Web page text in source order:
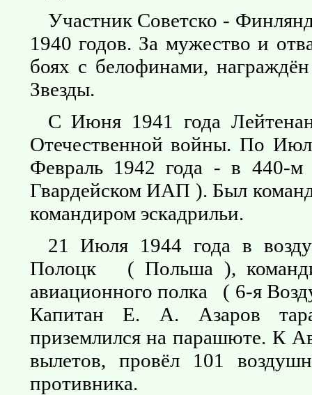
Участник Советско -
1940 годов. За мужество и
боях с белофинами,
Звезды.
С Июня 1941 года
Отечественной войны. По
Февраль 1942 года - в
Гвардейском ИАП ). Был
командиром эскадрильи.
21 Июля 1944 года в
Полоцк ( Польша ), командир
авиационного полка ( 6-я
Капитан Е. А. Азаров
приземлился на парашюте. К
вылетов, провёл 101
противника.